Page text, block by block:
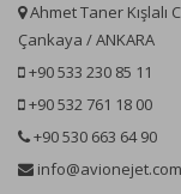
Ahmet Taner Kışlalı
Çankaya / ANKARA
+90 533 230 85 11
+90 532 761 18 00
+90 530 663 64 90
info@avionejet.com